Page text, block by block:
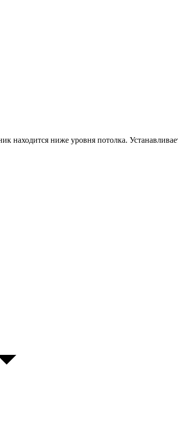
находится ниже уровня потолка.